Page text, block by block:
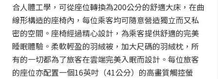
合人體工學，可從座位轉換為200公分的舒適大床，在曲
線形構造的座椅內，每位乘客均可隨意營造獨立而又私
密的空間。座椅經過精心設計，為乘客提供舒適的完美
睡眠體驗。柔軟輕盈的羽絨被，加大尺碼的羽絨枕，所
有的一切都為了旅客在雲端完美入眠而設計。每位旅客
的座位亦配置一個16英吋（41公分）的高畫質觸控螢